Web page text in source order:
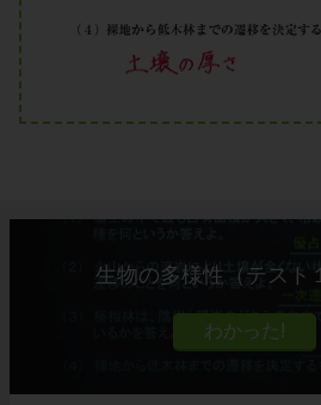
生物の多様性（テスト